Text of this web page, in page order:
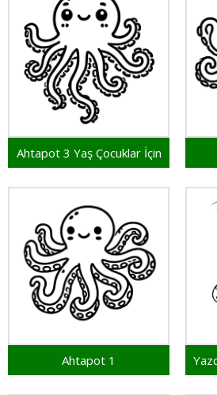
Ahtapot 3 Yaş Çocuklar İçin
Ahtapot 1